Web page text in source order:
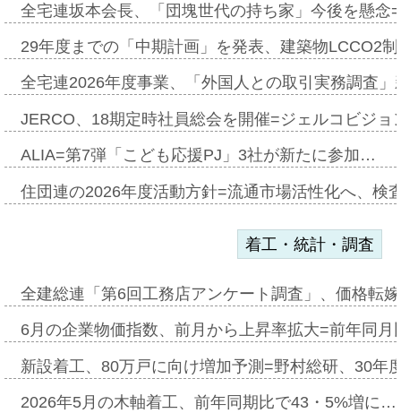
全宅連坂本会長、「団塊世代の持ち家」今後を懸
29年度までの「中期計画」を発表、建築物LCCO2
全宅連2026年度事業、「外国人との取引実務調査
JERCO、18期定時社員総会を開催=ジェルコビジ
ALIA=第7弾「こども応援PJ」3社が新たに参加…
住団連の2026年度活動方針=流通市場活性化へ、検
着工・統計・調査
全建総連「第6回工務店アンケート調査」、価格転
6月の企業物価指数、前月から上昇率拡大=前年同
新設着工、80万戸に向け増加予測=野村総研、30年
2026年5月の木軸着工、前年同期比で43・5%増に…